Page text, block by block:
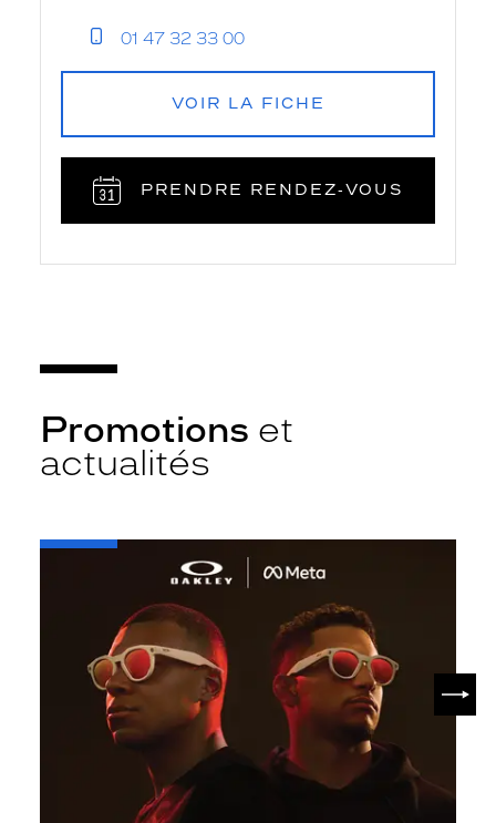
01 47 32 33 00
VOIR LA FICHE
PRENDRE RENDEZ‑VOUS
Promotions et
actualités
-